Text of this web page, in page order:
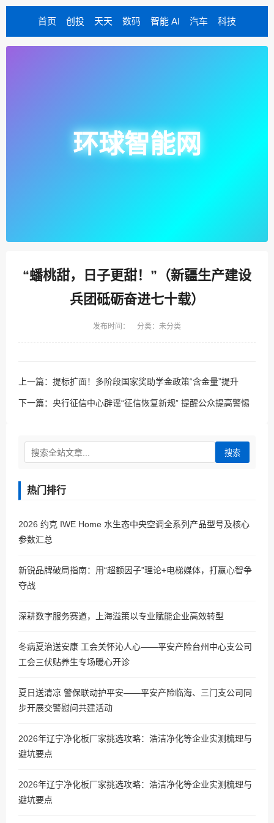
首页 创投 天天 数码 智能 AI 汽车 科技
环球智能网
“蟠桃甜，日子更甜！”（新疆生产建设
兵团砥砺奋进七十载）
发布时间： 分类：未分类
上一篇： 提标扩面！多阶段国家奖助学金政策“含金量”提升
下一篇： 央行征信中心辟谣“征信恢复新规” 提醒公众提高警惕
搜索
热门排行
2026 约克 IWE Home 水生态中央空调全系列产品型号及核心
参数汇总
新锐品牌破局指南：用“超额因子”理论+电梯媒体，打赢心智争
夺战
深耕数字服务赛道，上海溢策以专业赋能企业高效转型
冬病夏治送安康 工会关怀沁人心——平安产险台州中心支公司
工会三伏贴养生专场暖心开诊
夏日送清凉 警保联动护平安——平安产险临海、三门支公司同
步开展交警慰问共建活动
2026年辽宁净化板厂家挑选攻略：浩洁净化等企业实测梳理与
避坑要点
2026年辽宁净化板厂家挑选攻略：浩洁净化等企业实测梳理与
避坑要点